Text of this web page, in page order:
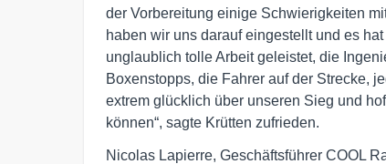
der Vorbereitung einige Schwierigkeiten
haben wir uns darauf eingestellt und es
unglaublich tolle Arbeit geleistet, die
Boxenstopps, die Fahrer auf der Strecke,
extrem glücklich über unseren Sieg und
können“, sagte Krütten zufrieden.
Nicolas Lapierre, Geschäftsführer COOL